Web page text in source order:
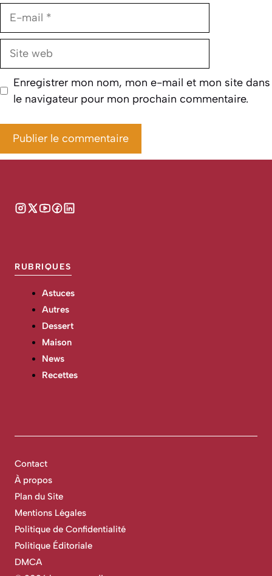
E-
Site
Enregistrer mon nom, mon e-mail et mon site dans
le navigateur pour mon prochain commentaire.
RUBRIQUES
Astuces
Autres
Dessert
Maison
News
Recettes
Contact
À propos
Plan du Site
Mentions Légales
Politique de Confidentialité
Politique Éditoriale
DMCA